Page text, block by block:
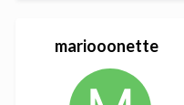
mariooonette